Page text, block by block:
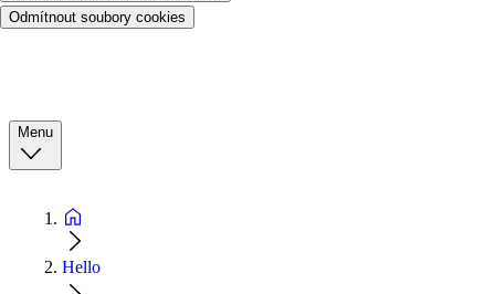
Odmítnout soubory cookies
Menu
Hello